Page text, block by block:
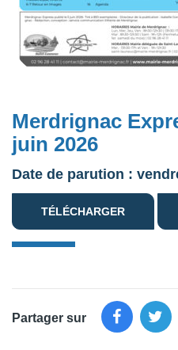
Merdrignac
juin 2026
Date de parution :
TÉLÉCHARGER
Partager sur